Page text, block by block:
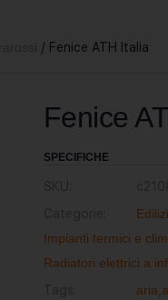
/ Fenice ATH Italia
Fenice
SPECIFICHE
Impianti termici e
Radiatori elettrici a
aria